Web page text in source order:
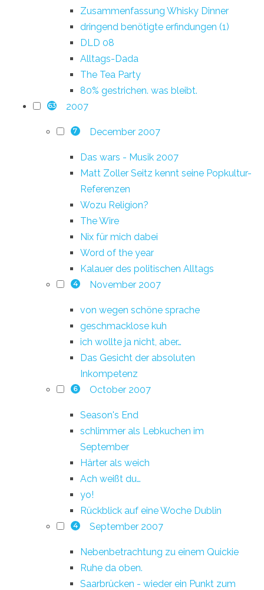
Zusammenfassung Whisky Dinner
dringend benötigte erfindungen (1)
DLD 08
Alltags-Dada
The Tea Party
80% gestrichen. was bleibt.
63 2007
7 December 2007
Das wars - Musik 2007
Matt Zoller Seitz kennt seine Popkultur-
Referenzen
Wozu Religion?
The Wire
Nix für mich dabei
Word of the year
Kalauer des politischen Alltags
4 November 2007
von wegen schöne sprache
geschmacklose kuh
ich wollte ja nicht, aber…
Das Gesicht der absoluten
Inkompetenz
6 October 2007
Season's End
schlimmer als Lebkuchen im
September
Härter als weich
Ach weißt du…
yo!
Rückblick auf eine Woche Dublin
4 September 2007
Nebenbetrachtung zu einem Quickie
Ruhe da oben.
Saarbrücken - wieder ein Punkt zum